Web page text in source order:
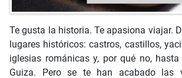
Te gusta la historia. Te apasiona viajar.
lugares históricos: castros, castillos,
iglesias románicas y, por qué no,
Guiza. Pero se te han acabado las